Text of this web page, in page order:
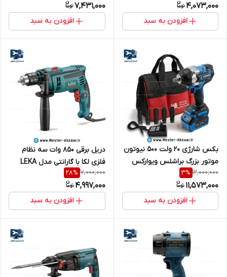
4,073,000
افزودن به سبد
7,431,000
افزودن به سبد
بکس شارژی 20 ولت 500 نیوتون
موتور بزرگ براشلس ویوارکس
VIVAREX
12,000,000
3%
11,573,000
افزودن به سبد
دریل برقی 850 وات سه نظام
فلزی لکا با گارانتی مدل LEKA
DR13-085
7,000,000
28%
4,997,000
افزودن به سبد